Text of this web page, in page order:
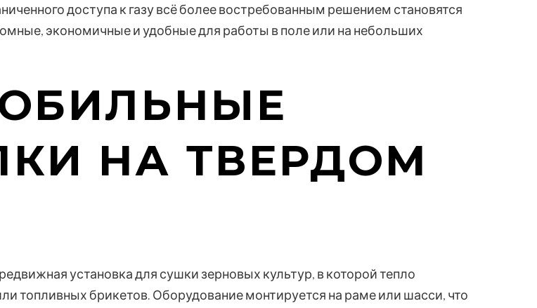
доступа к газу всё более востребованным решением становятся
экономичные и удобные для работы в поле или на небольших
НА ТВЕРДОМ
установка для сушки зерновых культур, в которой тепло
топливных брикетов. Оборудование монтируется на раме или шасси, что